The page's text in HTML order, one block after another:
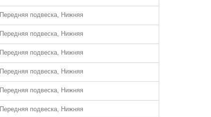
Передняя подвеска, Нижняя
Передняя подвеска, Нижняя
Передняя подвеска, Нижняя
Передняя подвеска, Нижняя
Передняя подвеска, Нижняя
Передняя подвеска, Нижняя